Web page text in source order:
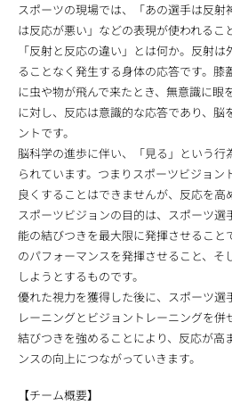
スポーツの現場では、「あの選手は反射
は反応が悪い」などの表現が使われるこ
「反射と反応の違い」とは何か。反射
ることなく発生する身体の応答です。膝
に虫や物が飛んで来たとき、無意識に眼
に対し、反応は意識的な応答であり、脳
ントです。
脳科学の進歩に伴い、「見る」という行
られています。つまりスポーツビジョン
良くすることはできませんが、反応を高
スポーツビジョンの目的は、スポーツ
能の結びつきを最大限に発揮させること
のパフォーマンスを発揮させること、そ
しようとするものです。
優れた視力を獲得した後に、スポーツ選
レーニングとビジョントレーニングを
結びつきを強めることにより、反応が高
ンスの向上につながっていきます。
【チーム概要】